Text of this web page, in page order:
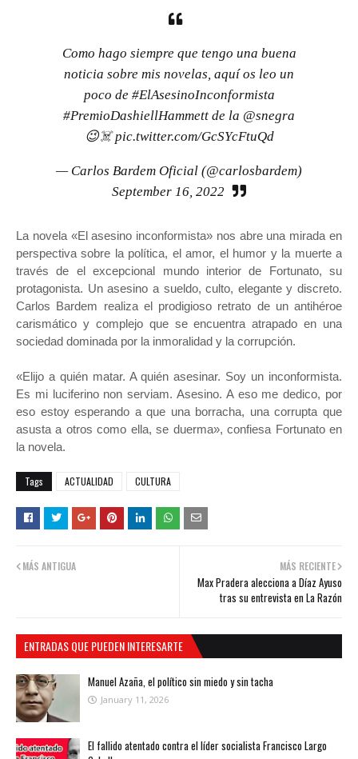
Como hago siempre que tengo una buena
noticia sobre mis novelas, aquí os leo un
poco de #ElAsesinoInconformista
#PremioDashiellHammett de la @snegra
😉☠️pic.twitter.com/GcSYcFtuQd
— Carlos Bardem Oficial (@carlosbardem)
September 16, 2022
La novela «El asesino inconformista» nos abre una mirada en
perspectiva sobre la política, el amor, el humor y la muerte a
través de el excepcional mundo interior de Fortunato, su
protagonista. Un asesino a sueldo, culto, elegante y discreto.
Carlos Bardem realiza el prodigioso retrato de un antihéroe
carismático y complejo que se encuentra atrapado en una
sociedad dominada por la inmoralidad y la corrupción.
«Elijo a quién matar. A quién asesinar. Soy un inconformista.
Es mi luciferino non serviam. Asesino. A eso me dedico, por
eso estoy esperando a que una borracha, una corrupta que
asusta a otros como ella, se duerma», confiesa Fortunato en
la novela.
Tags ACTUALIDAD CULTURA
MÁS RECIENTE
Max Pradera alecciona a Díaz Ayuso
tras su entrevista en La Razón
MÁS ANTIGUA
ENTRADAS QUE PUEDEN INTERESARTE
Manuel Azaña, el político sin miedo y sin tacha
January 11, 2026
El fallido atentado contra el líder socialista Francisco Largo